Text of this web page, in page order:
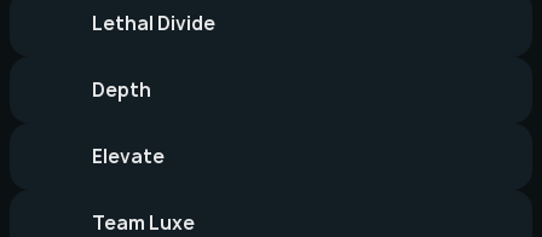
Lethal Divide
Depth
Elevate
Team Luxe